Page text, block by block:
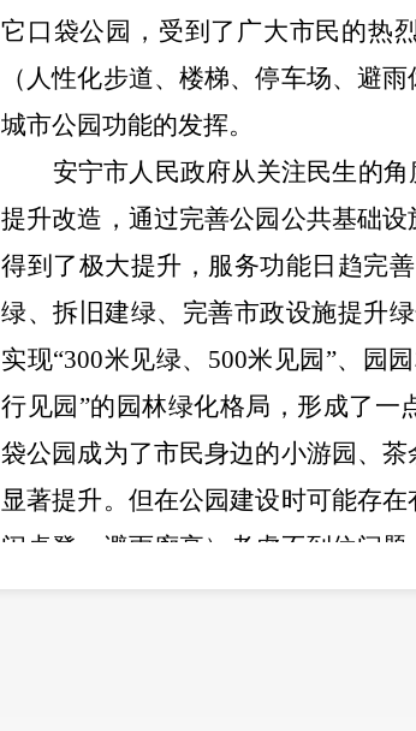
它口袋公园，受到了广大市民的热
（人性化步道、楼梯、停车场、避
城市公园功能的发挥。
安宁市人民政府从关注民生的
提升改造，通过完善公园公共基础
得到了极大提升，服务功能日趋完
绿、拆旧建绿、完善市政设施提升
实现“300米见绿、 500米见园”、园
行见园”的园林绿化格局，形成了一
袋公园成为了市民身边的小游园、
显著提升。但在公园建设时可能存
闲桌凳、避雨廊亭）考虑不到位问
完善（例如知青林山体公园会考虑